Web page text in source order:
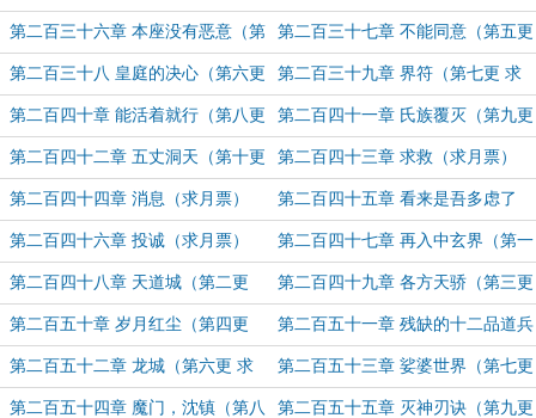
月票） 更 求月票）
第二百三十六章 本座没有恶意（第
四更 求月票）
第二百三十七章 不能同意（第五更
求月票）
第二百三十八 皇庭的决心（第六更
求月票）
第二百三十九章 界符（第七更 求
月票）
第二百四十章 能活着就行（第八更
求月票）
第二百四十一章 氏族覆灭（第九更
求月票）
第二百四十二章 五丈洞天（第十更
求月票）
第二百四十三章 求救（求月票）
第二百四十四章 消息（求月票） 第二百四十五章 看来是吾多虑了
（求月票）
第二百四十六章 投诚（求月票） 第二百四十七章 再入中玄界（第一
更 求月票）
第二百四十八章 天道城（第二更
求月票）
第二百四十九章 各方天骄（第三更
求月票）
第二百五十章 岁月红尘（第四更
求月票）
第二百五十一章 残缺的十二品道兵
（第五更 求月票）
第二百五十二章 龙城（第六更 求
月票）
第二百五十三章 娑婆世界（第七更
求月票）
第二百五十四章 魔门，沈镇（第八 第二百五十五章 灭神刃诀（第九更